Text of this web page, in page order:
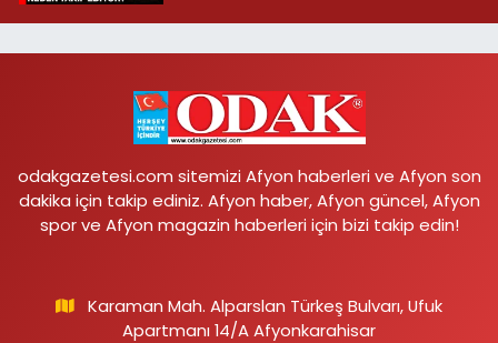
odakgazetesi.com sitemizi Afyon haberleri ve Afyon son
dakika için takip ediniz. Afyon haber, Afyon güncel, Afyon
spor ve Afyon magazin haberleri için bizi takip edin!
Karaman Mah. Alparslan Türkeş Bulvarı, Ufuk
Apartmanı 14/A Afyonkarahisar